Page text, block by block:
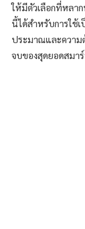
ให้มีตัวเลือกที่หลา
นี้ได้สำหรับการใช้
ประมาณและความ
จบของสุดยอดสมา